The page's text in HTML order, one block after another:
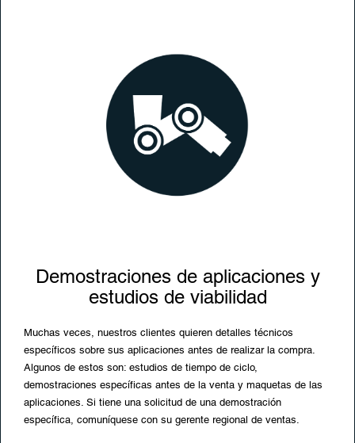
Demostraciones de aplicaciones y
estudios de viabilidad
Muchas veces, nuestros clientes quieren detalles técnicos
específicos sobre sus aplicaciones antes de realizar la compra.
Algunos de estos son: estudios de tiempo de ciclo,
demostraciones específicas antes de la venta y maquetas de las
aplicaciones. Si tiene una solicitud de una demostración
específica, comuníquese con su gerente regional de ventas.